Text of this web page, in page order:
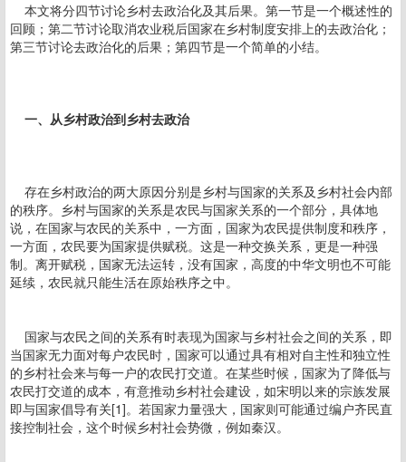
本文将分四节讨论乡村去政治化及其后果。第一节是一个概述性的
回顾；第二节讨论取消农业税后国家在乡村制度安排上的去政治化；
第三节讨论去政治化的后果；第四节是一个简单的小结。
一、从乡村政治到乡村去政治
存在乡村政治的两大原因分别是乡村与国家的关系及乡村社会内部
的秩序。乡村与国家的关系是农民与国家关系的一个部分，具体地
说，在国家与农民的关系中，一方面，国家为农民提供制度和秩序，
一方面，农民要为国家提供赋税。这是一种交换关系，更是一种强
制。离开赋税，国家无法运转，没有国家，高度的中华文明也不可能
延续，农民就只能生活在原始秩序之中。
国家与农民之间的关系有时表现为国家与乡村社会之间的关系，即
当国家无力面对每户农民时，国家可以通过具有相对自主性和独立性
的乡村社会来与每一户的农民打交道。在某些时候，国家为了降低与
农民打交道的成本，有意推动乡村社会建设，如宋明以来的宗族发展
即与国家倡导有关[1]。若国家力量强大，国家则可能通过编户齐民直
接控制社会，这个时候乡村社会势微，例如秦汉。